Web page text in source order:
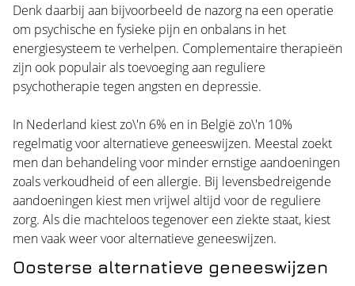
Denk daarbij aan bijvoorbeeld de nazorg na een operatie
om psychische en fysieke pijn en onbalans in het
energiesysteem te verhelpen. Complementaire therapieën
zijn ook populair als toevoeging aan reguliere
psychotherapie tegen angsten en depressie.
In Nederland kiest zo\'n 6% en in België zo\'n 10%
regelmatig voor alternatieve geneeswijzen. Meestal zoekt
men dan behandeling voor minder ernstige aandoeningen
zoals verkoudheid of een allergie. Bij levensbedreigende
aandoeningen kiest men vrijwel altijd voor de reguliere
zorg. Als die machteloos tegenover een ziekte staat, kiest
men vaak weer voor alternatieve geneeswijzen.
Oosterse alternatieve geneeswijzen